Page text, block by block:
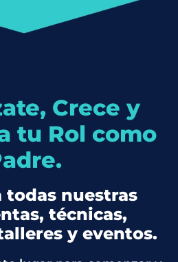
Crece y
tu Rol como
todas nuestras
técnicas,
y eventos.